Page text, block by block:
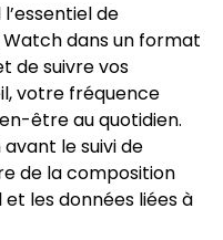
de
Watch dans un format
de suivre vos
votre fréquence
être au quotidien.
le suivi de
de la composition
les données liées à